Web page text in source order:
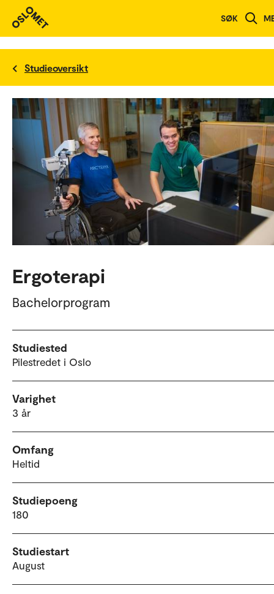
SØK
Studieoversikt
Ergoterapi
Bachelorprogram
Studiested
Pilestredet i Oslo
Varighet
3 år
Omfang
Heltid
Studiepoeng
180
Studiestart
August